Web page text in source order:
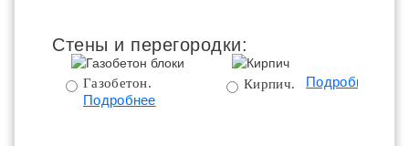
Стены и перегородки:
Газобетон.
Подробнее
Кирпич. Подробнее